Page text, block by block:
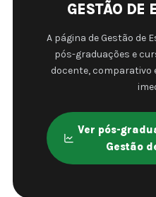
GESTÃO DE
A página de Gestão de
pós-graduações e
docente, comparativo
Ver pós-
Gestão